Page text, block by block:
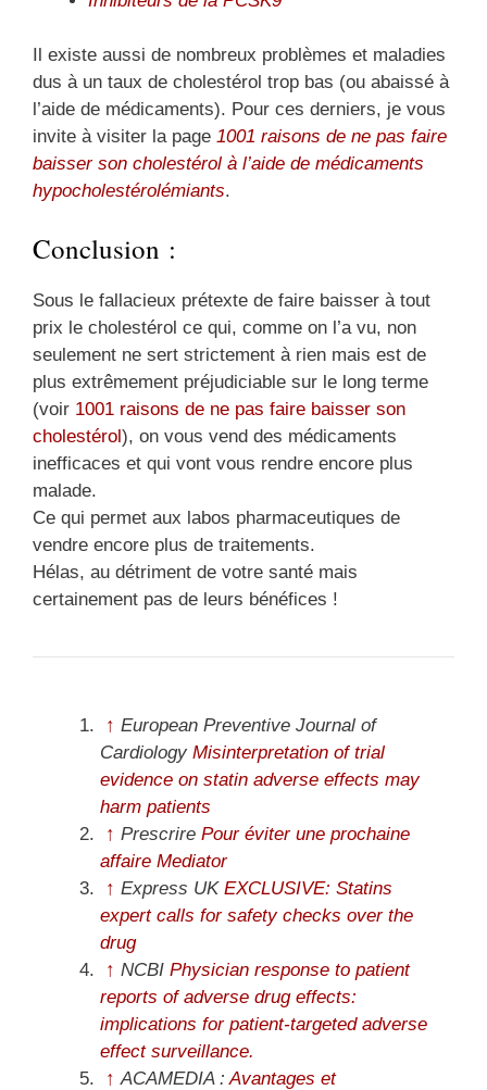
Il existe aussi de nombreux problèmes et maladies
dus à un taux de cholestérol trop bas (ou abaissé à
l’aide de médicaments). Pour ces derniers, je vous
invite à visiter la page 1001 raisons de ne pas faire
baisser son cholestérol à l’aide de médicaments
hypocholestérolémiants.
Conclusion :
Sous le fallacieux prétexte de faire baisser à tout
prix le cholestérol ce qui, comme on l’a vu, non
seulement ne sert strictement à rien mais est de
plus extrêmement préjudiciable sur le long terme
(voir 1001 raisons de ne pas faire baisser son
cholestérol), on vous vend des médicaments
inefficaces et qui vont vous rendre encore plus
malade.
Ce qui permet aux labos pharmaceutiques de
vendre encore plus de traitements.
Hélas, au détriment de votre santé mais
certainement pas de leurs bénéfices !
↑ European Preventive Journal of
Cardiology Misinterpretation of trial
evidence on statin adverse effects may
harm patients
↑ Prescrire Pour éviter une prochaine
affaire Mediator
↑ Express UK EXCLUSIVE: Statins
expert calls for safety checks over the
drug
↑ NCBI Physician response to patient
reports of adverse drug effects:
implications for patient-targeted adverse
effect surveillance.
↑ ACAMEDIA : Avantages et